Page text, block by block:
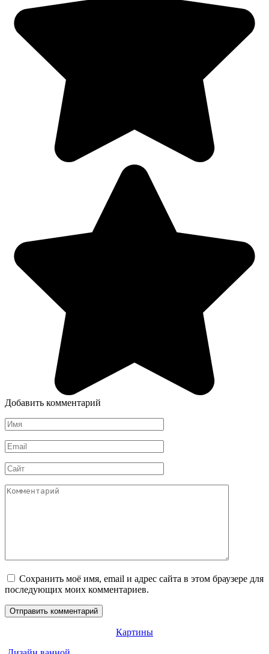
Добавить комментарий
Имя
*
Email
*
Сайт
Комментарий
Сохранить моё имя, email и адрес сайта в этом браузере для
последующих моих комментариев.
Картины